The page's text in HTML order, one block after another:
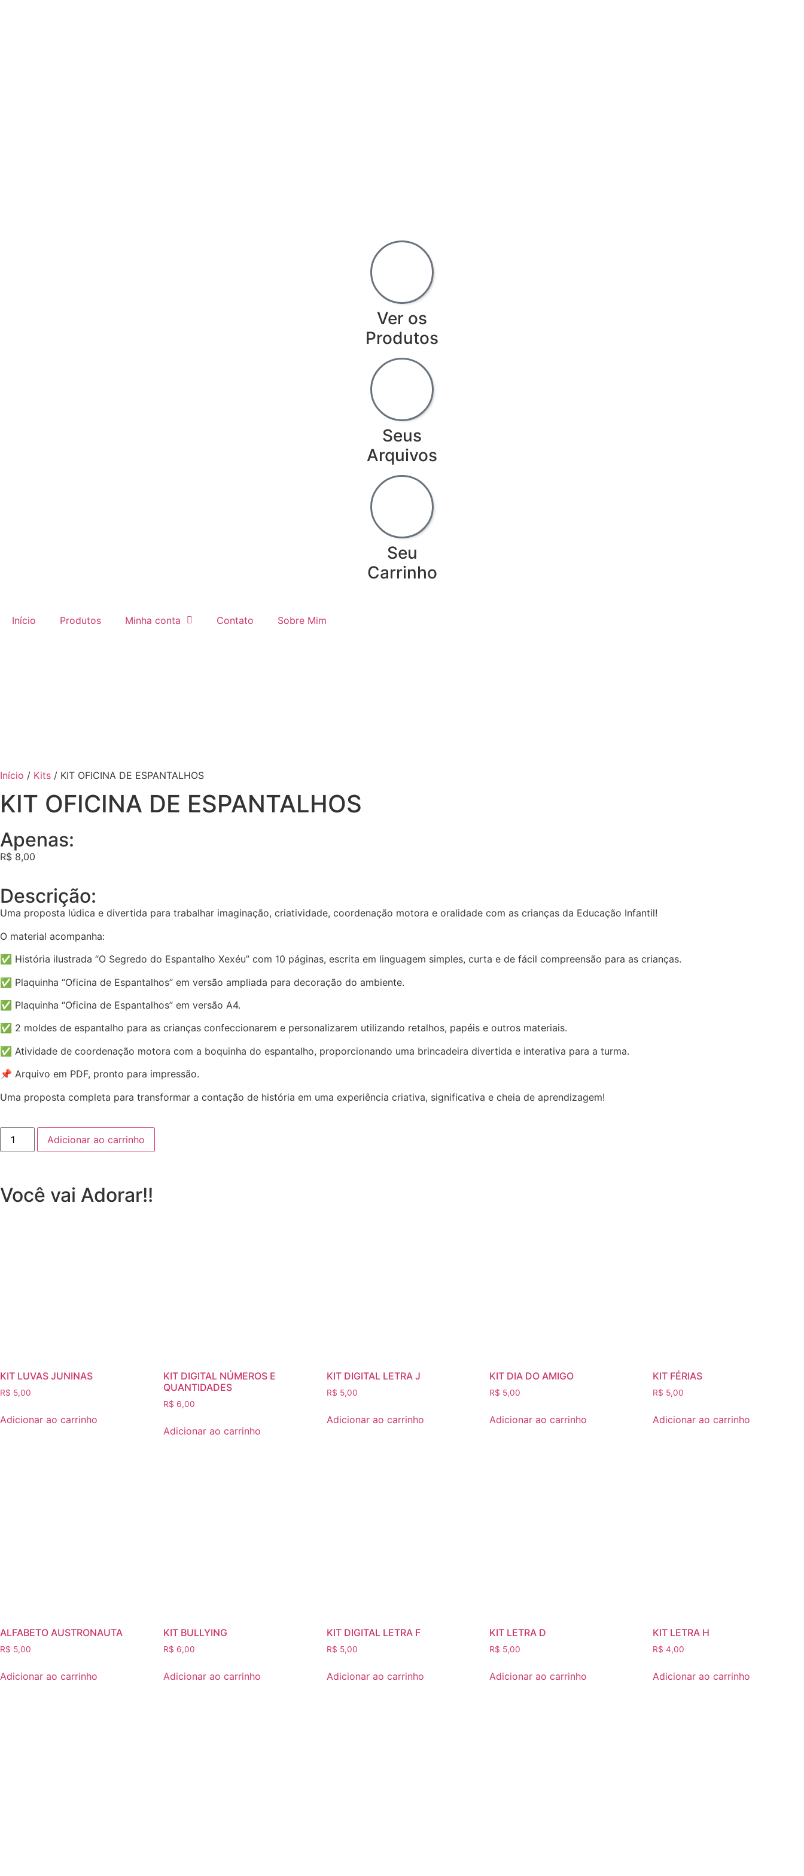
Ver os
Produtos
Seus
Arquivos
Seu
Carrinho
Início Produtos Minha conta Contato Sobre Mim
Início / Kits / KIT OFICINA DE ESPANTALHOS
KIT OFICINA DE ESPANTALHOS
Apenas:
R$ 8,00
Descrição:
Uma proposta lúdica e divertida para trabalhar imaginação, criatividade, coordenação motora e oralidade com as crianças da Educação Infantil!
O material acompanha:
✅ História ilustrada “O Segredo do Espantalho Xexéu” com 10 páginas, escrita em linguagem simples, curta e de fácil compreensão para as crianças.
✅ Plaquinha “Oficina de Espantalhos” em versão ampliada para decoração do ambiente.
✅ Plaquinha “Oficina de Espantalhos” em versão A4.
✅ 2 moldes de espantalho para as crianças confeccionarem e personalizarem utilizando retalhos, papéis e outros materiais.
✅ Atividade de coordenação motora com a boquinha do espantalho, proporcionando uma brincadeira divertida e interativa para a turma.
📌 Arquivo em PDF, pronto para impressão.
Uma proposta completa para transformar a contação de história em uma experiência criativa, significativa e cheia de aprendizagem!
Adicionar ao carrinho
Você vai Adorar!!
KIT LUVAS JUNINAS
R$ 5,00
Adicionar ao carrinho
KIT DIGITAL NÚMEROS E
QUANTIDADES
R$ 6,00
Adicionar ao carrinho
KIT DIGITAL LETRA J
R$ 5,00
Adicionar ao carrinho
KIT DIA DO AMIGO
R$ 5,00
Adicionar ao carrinho
KIT FÉRIAS
R$ 5,00
Adicionar ao carrinho
ALFABETO AUSTRONAUTA
R$ 5,00
Adicionar ao carrinho
KIT BULLYING
R$ 6,00
Adicionar ao carrinho
KIT DIGITAL LETRA F
R$ 5,00
Adicionar ao carrinho
KIT LETRA D
R$ 5,00
Adicionar ao carrinho
KIT LETRA H
R$ 4,00
Adicionar ao carrinho